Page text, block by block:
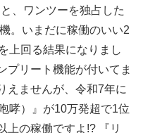
、ワンツーを独占した
。いまだに稼働のいい2
上回る結果になりまし
プリート機能が付いてま
えませんが、令和7年に
哮）』が10万発超で1位
の稼働ですよ!? 『リ